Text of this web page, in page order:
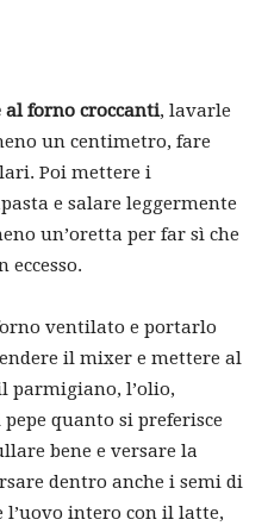
al forno croccanti, lavarle
un centimetro, fare
Poi mettere i
e salare leggermente
un’oretta per far sì che
eccesso.
ventilato e portarlo
il mixer e mettere al
parmigiano, l’olio,
quanto si preferisce
bene e versare la
dentro anche i semi di
l’uovo intero con il latte,